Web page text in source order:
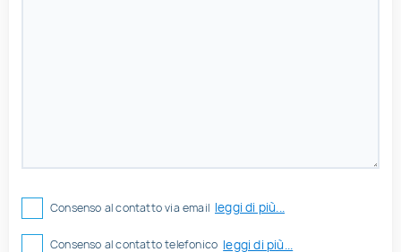
Consenso al contatto via email leggi di più...
Consenso al contatto telefonico leggi di più...